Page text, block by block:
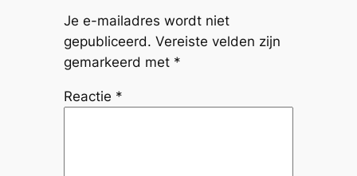
Je e-mailadres wordt niet
gepubliceerd. Vereiste velden zijn
gemarkeerd met *
Reactie *